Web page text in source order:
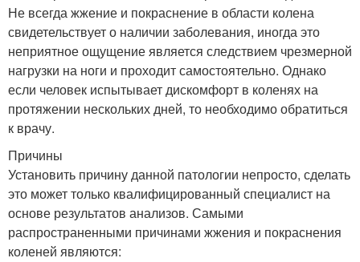
Не всегда жжение и покраснение в области колена
свидетельствует о наличии заболевания, иногда это
неприятное ощущение является следствием чрезмерной
нагрузки на ноги и проходит самостоятельно. Однако
если человек испытывает дискомфорт в коленях на
протяжении нескольких дней, то необходимо обратиться
к врачу.
Причины
Установить причину данной патологии непросто, сделать
это может только квалифицированный специалист на
основе результатов анализов. Самыми
распространенными причинами жжения и покраснения
коленей являются: